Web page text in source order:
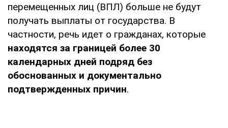
перемещенных лиц (ВПЛ) больше не будут
получать выплаты от государства. В
частности, речь идет о гражданах, которые
находятся за границей более 30
календарных дней подряд без
обоснованных и документально
подтвержденных причин.